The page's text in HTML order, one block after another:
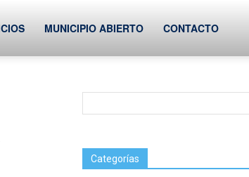
MUNICIPIO ABIERTO CONTACTO
Categorías